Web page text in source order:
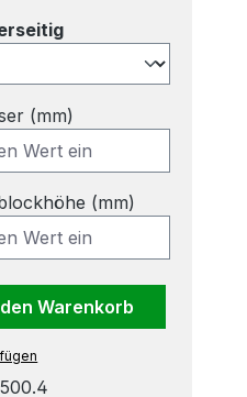
auswählen
(mm)
(mm)
Gib den
Warenkorb